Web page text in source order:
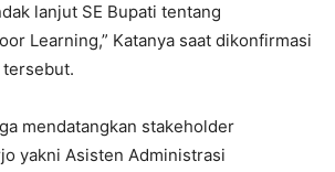
lanjut SE Bupati tentang
Learning,” Katanya saat dikonfirmasi
mendatangkan stakeholder
yakni Asisten Administrasi